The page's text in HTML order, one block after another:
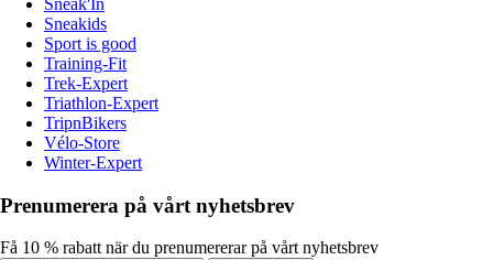
Sneak'In
Sneakids
Sport is good
Training-Fit
Trek-Expert
Triathlon-Expert
TripnBikers
Vélo-Store
Winter-Expert
Prenumerera på vårt nyhetsbrev
Få 10 % rabatt när du prenumererar på vårt nyhetsbrev